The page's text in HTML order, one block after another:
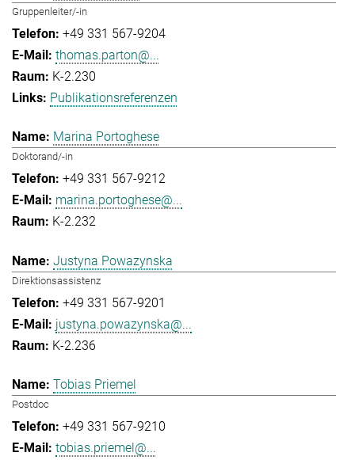
Gruppenleiter/-in
+49 331 567-9204
thomas.parton@...
K-2.230
Publikationsreferenzen
Marina Portoghese
Doktorand/-in
+49 331 567-9212
marina.portoghese@...
K-2.232
Justyna Powazynska
Direktionsassistenz
+49 331 567-9201
justyna.powazynska@...
K-2.236
Tobias Priemel
Postdoc
+49 331 567-9210
tobias.priemel@...